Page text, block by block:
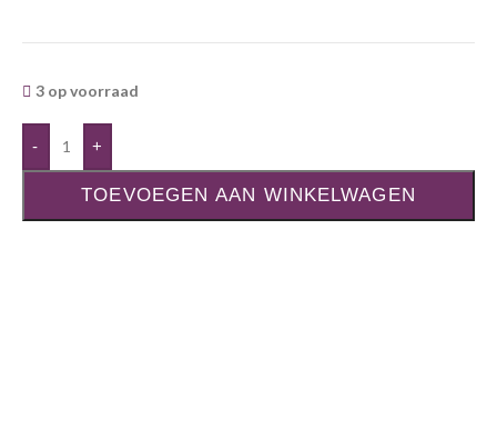
3 op voorraad
- +
TOEVOEGEN AAN WINKELWAGEN